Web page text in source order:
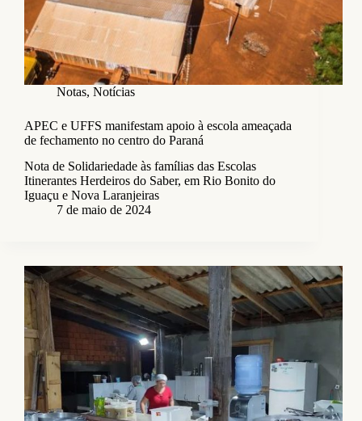
Notas, Notícias
APEC e UFFS manifestam apoio à escola ameaçada
de fechamento no centro do Paraná
Nota de Solidariedade às famílias das Escolas
Itinerantes Herdeiros do Saber, em Rio Bonito do
Iguaçu e Nova Laranjeiras
7 de maio de 2024